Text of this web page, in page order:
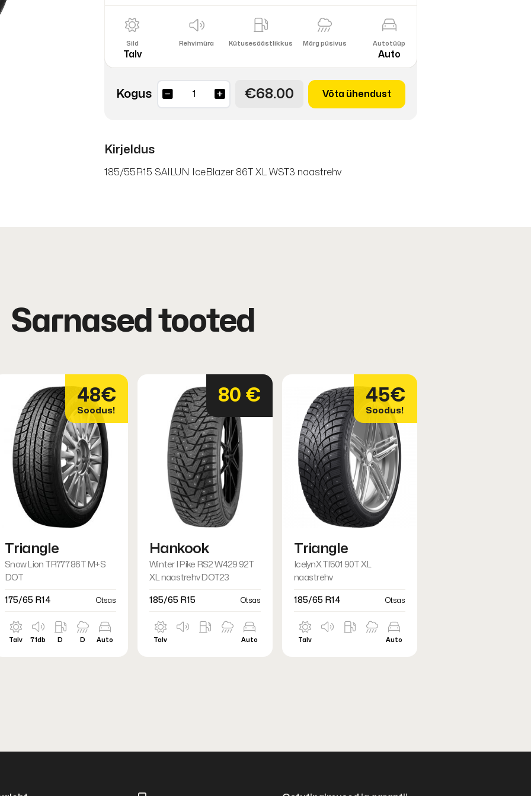
Sild
Talv
Rehvimüra Kütusesäästlikkus Märg püsivus Autotüüp
Auto
Kogus
IceBlazer
86T
kogus
€68.00 Võta ühendust
Kirjeldus
185/55R15 SAILUN IceBlazer 86T XL WST3 naastrehv
Sarnased tooted
48€
Soodus!
Triangle
Snow Lion TR777 86T M+S
DOT
175/65 R14 Otsas
Talv 71db D D Auto
80 €
Hankook
Winter I Pike RS2 W429 92T
XL naastrehv DOT23
185/65 R15 Otsas
Talv Auto
45€
Soodus!
Triangle
IcelynX TI501 90T XL
naastrehv
185/65 R14 Otsas
Talv Auto